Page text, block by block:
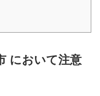
において注意